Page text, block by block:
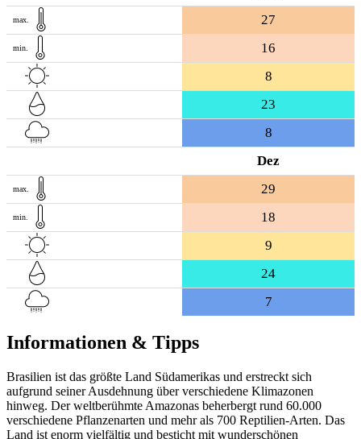
max. 27
min.
16
8
23
8
Dez
max. 29
min.
18
9
24
7
Informationen & Tipps
Brasilien ist das größte Land Südamerikas und erstreckt sich
aufgrund seiner Ausdehnung über verschiedene Klimazonen
hinweg. Der weltberühmte Amazonas beherbergt rund 60.000
verschiedene Pflanzenarten und mehr als 700 Reptilien-Arten. Das
Land ist enorm vielfältig und besticht mit wunderschönen